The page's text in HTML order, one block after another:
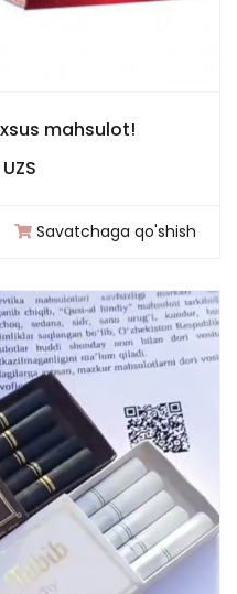
mahsulot!
Savatchaga qo'shish